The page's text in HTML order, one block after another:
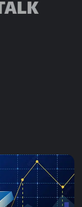
ما
هو
الـ
Swing